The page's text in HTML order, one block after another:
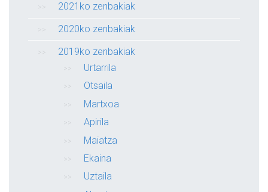
2021ko zenbakiak
2020ko zenbakiak
2019ko zenbakiak
Urtarrila
Otsaila
Martxoa
Apirila
Maiatza
Ekaina
Uztaila